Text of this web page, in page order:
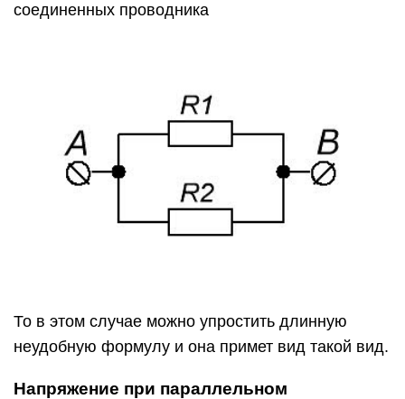
соединенных проводника
То в этом случае можно упростить длинную
неудобную формулу и она примет вид такой вид.
Напряжение при параллельном